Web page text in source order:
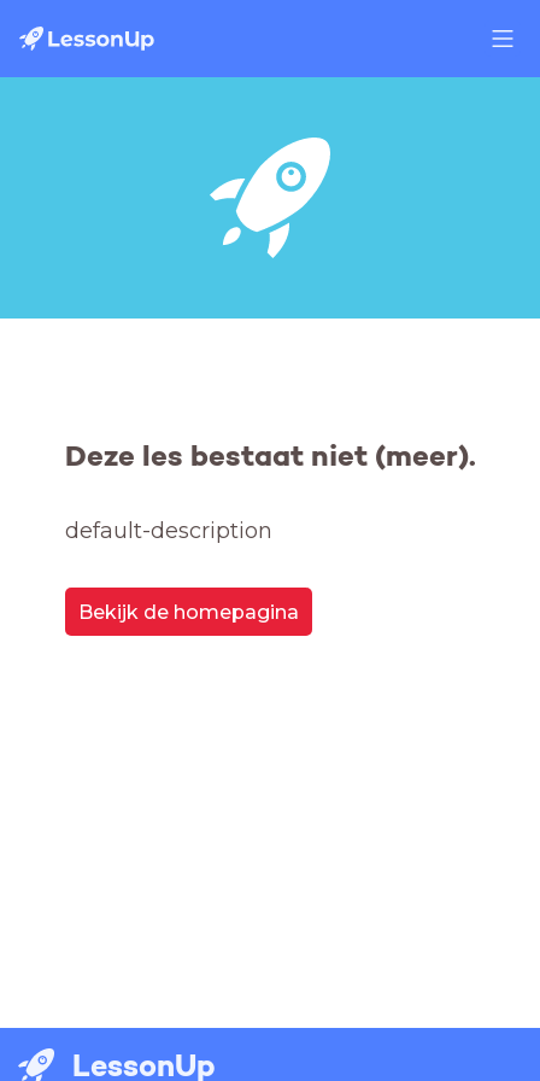
Deze les bestaat niet (meer).
default-description
Bekijk de homepagina
LessonUp